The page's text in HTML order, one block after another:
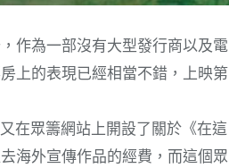
作為一部沒有大型發行商以及電
上的表現已經相當不錯，上映第
在眾籌網站上開設了關於《在這
海外宣傳作品的經費，而這個眾